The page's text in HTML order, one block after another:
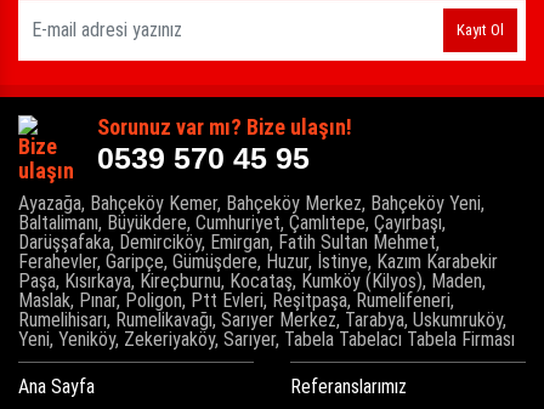
Kayıt Ol
Sorunuz var mı? Bize ulaşın!
0539 570 45 95
Ayazağa, Bahçeköy Kemer, Bahçeköy Merkez, Bahçeköy Yeni,
Baltalimanı, Büyükdere, Cumhuriyet, Çamlıtepe, Çayırbaşı,
Darüşşafaka, Demirciköy, Emirgan, Fatih Sultan Mehmet,
Ferahevler, Garipçe, Gümüşdere, Huzur, İstinye, Kazım Karabekir
Paşa, Kısırkaya, Kireçburnu, Kocataş, Kumköy (Kilyos), Maden,
Maslak, Pınar, Poligon, Ptt Evleri, Reşitpaşa, Rumelifeneri,
Rumelihisarı, Rumelikavağı, Sarıyer Merkez, Tarabya, Uskumruköy,
Yeni, Yeniköy, Zekeriyaköy, Sarıyer, Tabela Tabelacı Tabela Firması
Ana Sayfa Referanslarımız